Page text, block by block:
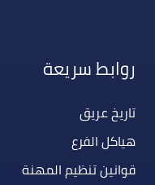
روابط سريعة
تاريخ عريق
هياكل الفرع
قوانين تنظيم المهنة